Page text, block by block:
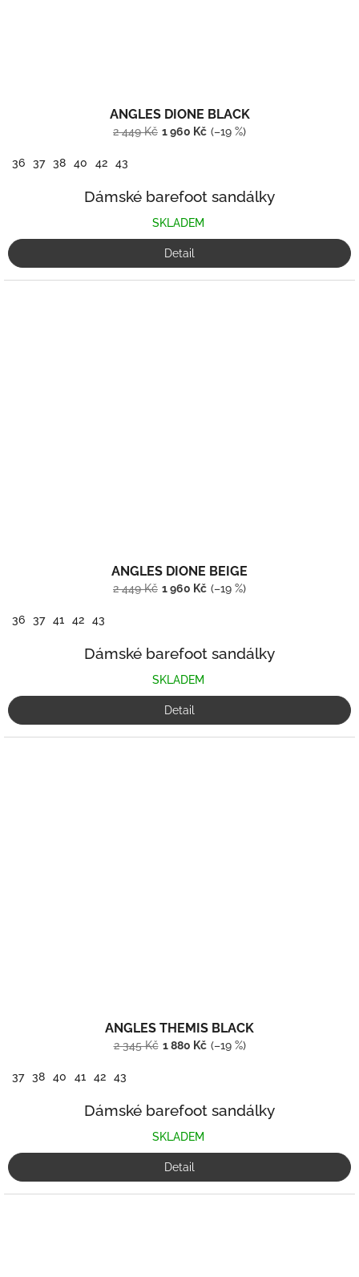
ANGLES DIONE BLACK
2 449 Kč 1 960 Kč (–19 %)
36 37 38 40 42 43
Dámské barefoot sandálky
SKLADEM
Detail
ANGLES DIONE BEIGE
2 449 Kč 1 960 Kč (–19 %)
36 37 41 42 43
Dámské barefoot sandálky
SKLADEM
Detail
ANGLES THEMIS BLACK
2 345 Kč 1 880 Kč (–19 %)
37 38 40 41 42 43
Dámské barefoot sandálky
SKLADEM
Detail